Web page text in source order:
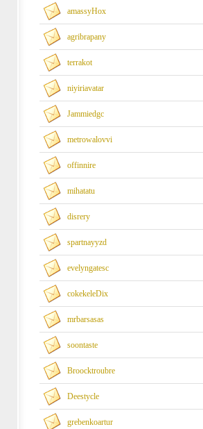
amassyHox
agribrapany
terrakot
niyiriavatar
Jammiedgc
metrowalovvi
offinnire
mihatatu
disrery
spartnayyzd
evelyngatesc
cokekeleDix
mrbarsasas
soontaste
Broocktroubre
Deestycle
grebenkoartur